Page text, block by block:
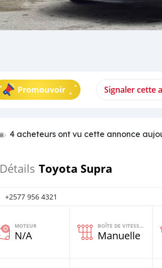
Promouvoir Signaler cette
4 acheteurs ont vu cette annonce
Détails Toyota Supra
+2577 956 4321
MOTEUR
N/A
BOÎTE DE VITESSES
Manuelle